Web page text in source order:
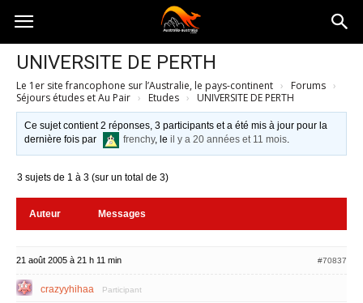
Australia-
australie.com
UNIVERSITE DE PERTH
Le 1er site francophone sur l’Australie, le pays-continent › Forums ›
Séjours études et Au Pair › Etudes › UNIVERSITE DE PERTH
Ce sujet contient 2 réponses, 3 participants et a été mis à jour pour la
dernière fois par
frenchy, leil y a 20 années et 11 mois.
3 sujets de 1 à 3 (sur un total de 3)
Auteur Messages
21 août 2005 à 21 h 11 min #70837
crazyyhihaa Participant